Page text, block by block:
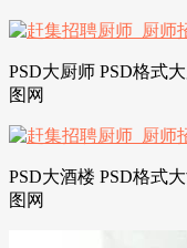
PSD大厨师 PSD格式
图网
PSD大酒楼 PSD格式
图网